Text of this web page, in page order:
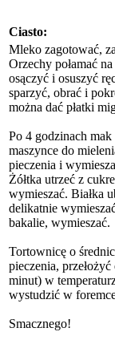
Ciasto:
Mleko zagotować,
Orzechy połamać
osączyć i osuszyć
sparzyć, obrać i
można dać płatki
Po 4 godzinach
maszynce do
pieczenia i
Żółtka utrzeć z
wymieszać. Białka
delikatnie
bakalie, wymieszać.
Tortownicę o
pieczenia,
minut) w
wystudzić w
Smacznego!